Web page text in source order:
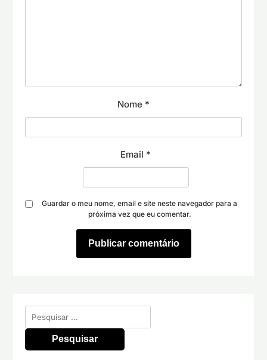
Nome *
Email *
Guardar o meu nome, email e site neste navegador para a
próxima vez que eu comentar.
Pesquisar
por: